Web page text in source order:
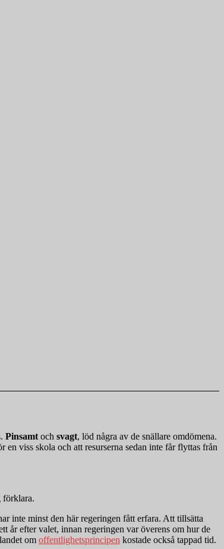
Pinsamt och svagt, löd några av de snällare omdömena.
viss skola och att resurserna sedan inte får flyttas från
förklara.
inte minst den här regeringen fått erfara. Att tillsätta
år efter valet, innan regeringen var överens om hur de
om offentlighetsprincipen kostade också tappad tid.